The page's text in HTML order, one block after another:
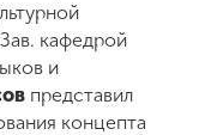
кафедрой
и
представил
концепта